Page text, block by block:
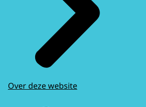
Over deze website